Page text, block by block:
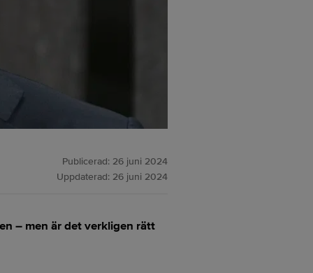
Publicerad: 26 juni 2024
Uppdaterad: 26 juni 2024
– men är det verkligen rätt